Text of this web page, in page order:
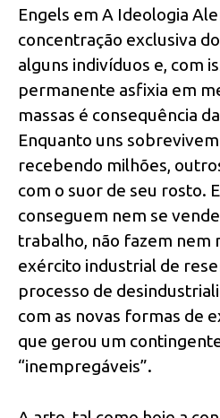
Engels em A Ideologia
concentração exclusiva
alguns indivíduos e, com
permanente asfixia em
massas é consequência
Enquanto uns
recebendo milhões,
com o suor de seu rosto.
conseguem nem se
trabalho, não fazem nem
exército industrial de
processo de
com as novas formas de
que gerou um
“inempregáveis”.